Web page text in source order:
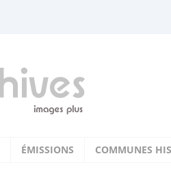
ÉMISSIONS COMMUNES